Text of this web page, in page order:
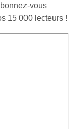
vous
15 000 lecteurs !